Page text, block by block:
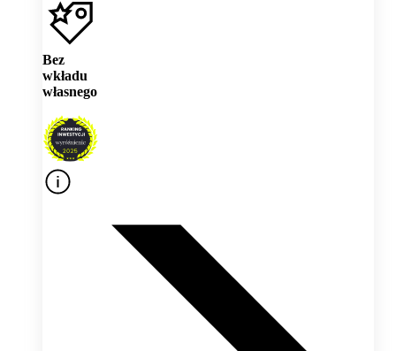
Bez
wkładu
własnego